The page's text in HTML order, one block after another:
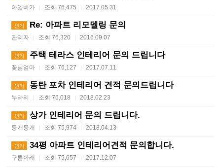
아일비가 | 조회 76,475 | 2017.05.31
인기 Re: 아파트 리모델링 문의
관리자 | 조회 76,320 | 2016.09.07
인기 주택 테라스 인테리어 문의 드립니다
꽃님엄마 | 조회 76,127 | 2017.07.11
인기 동탄 포차 인테리어 견적 문의드립니다
누라리 | 조회 76,018 | 2018.02.23
인기 상가 인테리어 문의 드립니다.
뭉개뭉개 | 조회 75,974 | 2018.04.13
인기 34평 아파트 인테리어견적 문의합니다.
구름아래 | 조회 75,657 | 2017.12.07